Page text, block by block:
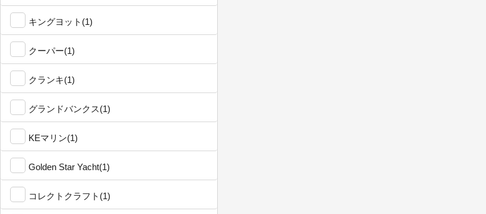
キングヨット(1)
クーパー(1)
クランキ(1)
グランドバンクス(1)
KEマリン(1)
Golden Star Yacht(1)
コレクトクラフト(1)